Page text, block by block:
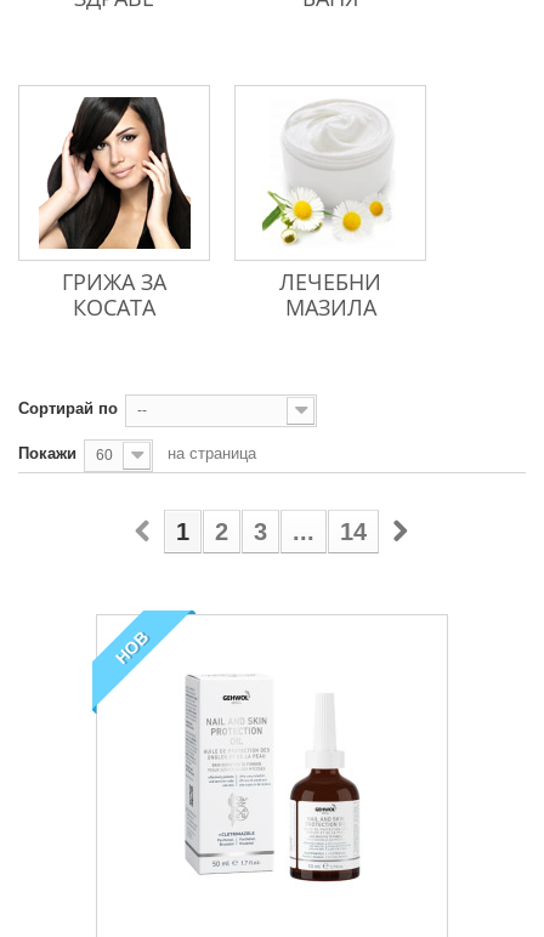
ГРИЖА ЗА
КОСАТА
ЛЕЧЕБНИ
МАЗИЛА
Сортирай по --
Покажи 60 на страница
1 2 3 ... 14
НОВ